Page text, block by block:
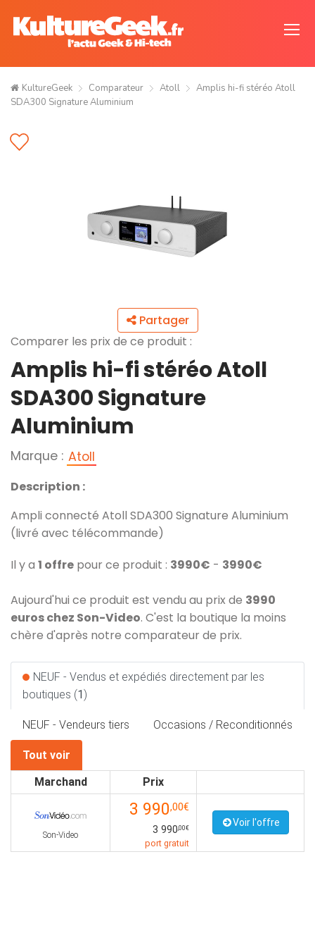
KultureGeek Comparateur Atoll
Amplis hi-fi stéréo Atoll
SDA300 Signature Aluminium
Partager
Comparer les prix de ce produit :
Amplis hi-fi stéréo Atoll
SDA300 Signature
Aluminium
Marque : Atoll
Description :
Ampli connecté Atoll SDA300 Signature Aluminium
(livré avec télécommande)
Il y a 1 offre pour ce produit : 3990€ - 3990€
Aujourd'hui ce produit est vendu au prix de 3990
euros chez Son-Video. C'est la boutique la moins
chère d'après notre comparateur de prix.
NEUF - Vendus et expédiés directement par les
boutiques (1)
NEUF - Vendeurs tiers Occasions / Reconditionnés
Tout voir
Marchand
Prix
Son-Video
3 990,00€
3 990,00€
port gratuit
Voir l'offre